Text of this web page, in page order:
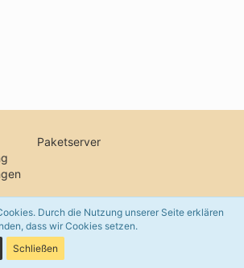
Paketserver
Software:
Durch die Nutzung unserer Seite erklären
dass wir Cookies setzen.
Schließen